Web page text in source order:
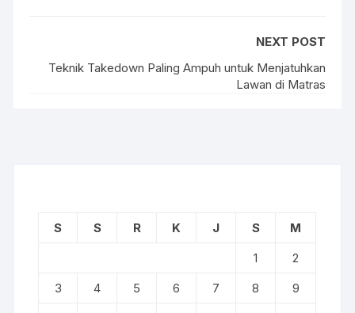
NEXT POST
Teknik Takedown Paling Ampuh untuk Menjatuhkan
Lawan di Matras
S S R K J S
M
1
2
3
4 5 6 7 8
9